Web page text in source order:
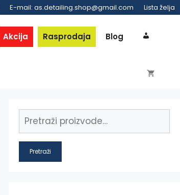
E-mail: as.detailing.shop@gmail.com Lista želja
Akcija Rasprodaja Blog
Pretraži